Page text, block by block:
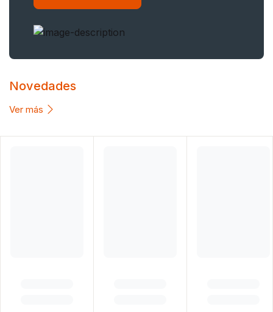
Novedades
Ver más